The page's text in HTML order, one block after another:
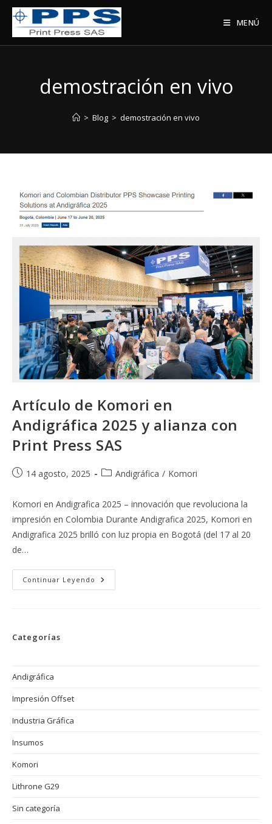
Saltar
contenido
MENÚ
demostración en vivo
> Blog > demostración en vivo
Artículo de Komori en
Andigráfica 2025 y alianza con
Print Press SAS
Publicación
la
14 agosto, 2025
Categoría
la
Andigráfica / Komori
Komori en Andigrafica 2025 – innovación que revoluciona la
impresión en Colombia Durante Andigrafica 2025, Komori en
Andigrafica 2025 brilló con luz propia en Bogotá (del 17 al 20
de…
Continuar Leyendo Artículo
De
Categorías
Andigráfica
Impresión Offset
Industria Gráfica
Insumos
Komori
Lithrone G29
Sin categoría